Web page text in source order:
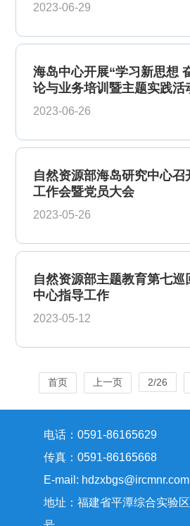
2023-06-29
海岛中心开展“学习新思想
论与业务培训暨主题实践活
2023-06-26
自然资源部海岛研究中心召
工作会暨党员大会
2023-05-26
自然资源部主题教育第七巡
中心指导工作
2023-05-12
首页 上一页 2/26
电话：0591-86165629
传真：0591-86165668
E-mail: hdzxbgs@ircmnr.com
地址：福建省平潭综合实验